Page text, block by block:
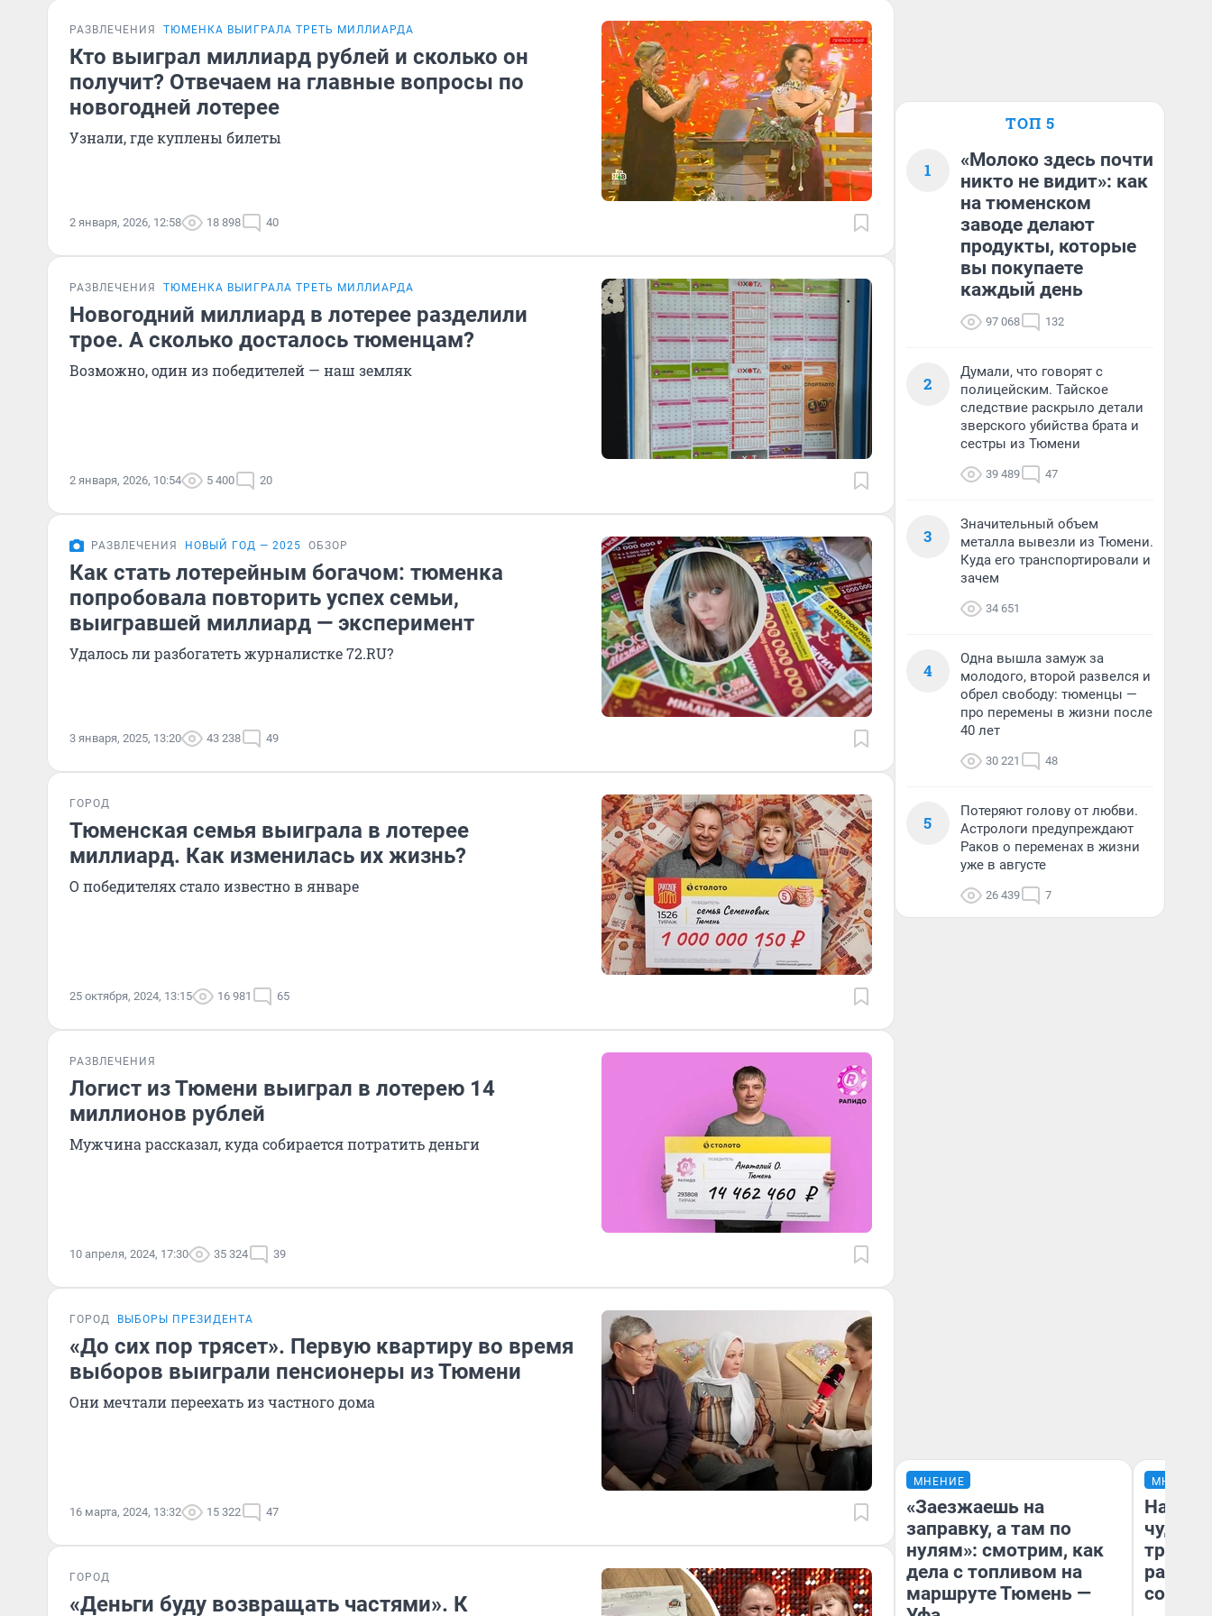
РАЗВЛЕЧЕНИЯ ТЮМЕНКА ВЫИГРАЛА ТРЕТЬ МИЛЛИАРДА
Кто выиграл миллиард рублей и сколько он
получит? Отвечаем на главные вопросы по
новогодней лотерее
Узнали, где куплены билеты
2 января, 2026, 12:58 18 898 40
РАЗВЛЕЧЕНИЯ ТЮМЕНКА ВЫИГРАЛА ТРЕТЬ МИЛЛИАРДА
Новогодний миллиард в лотерее разделили
трое. А сколько досталось тюменцам?
Возможно, один из победителей — наш земляк
2 января, 2026, 10:54 5 400 20
РАЗВЛЕЧЕНИЯ НОВЫЙ ГОД — 2025 ОБЗОР
Как стать лотерейным богачом: тюменка
попробовала повторить успех семьи,
выигравшей миллиард — эксперимент
Удалось ли разбогатеть журналистке 72.RU?
3 января, 2025, 13:20 43 238 49
ГОРОД
Тюменская семья выиграла в лотерее
миллиард. Как изменилась их жизнь?
О победителях стало известно в январе
25 октября, 2024, 13:15 16 981 65
РАЗВЛЕЧЕНИЯ
Логист из Тюмени выиграл в лотерею 14
миллионов рублей
Мужчина рассказал, куда собирается потратить деньги
10 апреля, 2024, 17:30 35 324 39
ГОРОД ВЫБОРЫ ПРЕЗИДЕНТА
«До сих пор трясет». Первую квартиру во время
выборов выиграли пенсионеры из Тюмени
Они мечтали переехать из частного дома
16 марта, 2024, 13:32 15 322 47
ГОРОД
«Деньги буду возвращать частями». К
ТОП 5
1
«Молоко здесь почти
никто не видит»: как
на тюменском
заводе делают
продукты, которые
вы покупаете
каждый день
97 068 132
2
Думали, что говорят с
полицейским. Тайское
следствие раскрыло детали
зверского убийства брата и
сестры из Тюмени
39 489 47
3
Значительный объем
металла вывезли из Тюмени.
Куда его транспортировали и
зачем
34 651
4
Одна вышла замуж за
молодого, второй развелся и
обрел свободу: тюменцы —
про перемены в жизни после
40 лет
30 221 48
5
Потеряют голову от любви.
Астрологи предупреждают
Раков о переменах в жизни
уже в августе
26 439 7
МНЕНИЕ
«Заезжаешь на
заправку, а там по
нулям»: смотрим, как
дела с топливом на
маршруте Тюмень —
МНЕНИЕ
чудом